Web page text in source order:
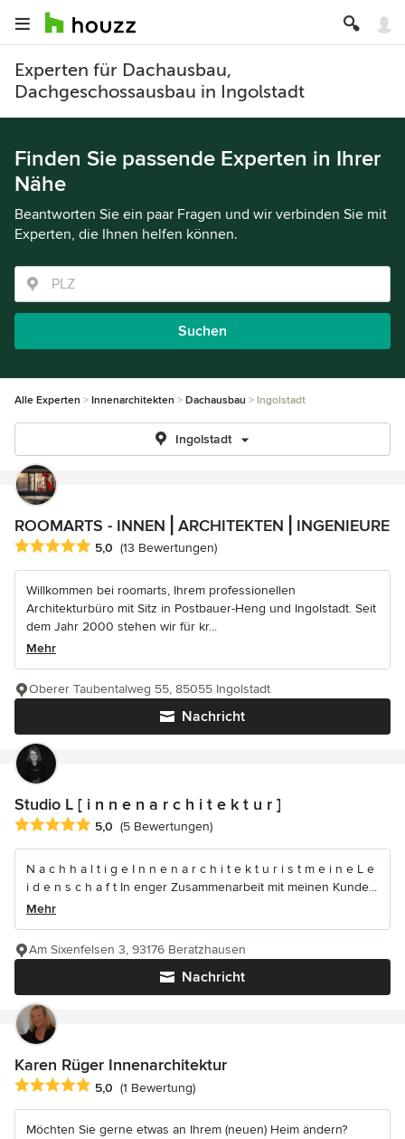
Experten für Dachausbau,
Dachgeschossausbau in Ingolstadt
Finden Sie passende Experten in Ihrer
Nähe
Beantworten Sie ein paar Fragen und wir verbinden Sie mit
Experten, die Ihnen helfen können.
Suchen
Alle Experten Innenarchitekten Dachausbau Ingolstadt
Ingolstadt
ROOMARTS - INNEN⎪ARCHITEKTEN⎪INGENIEURE
Durchschnittliche Bewertung: 5 von 5 Sternen
5,0 (13 Bewertungen)
Willkommen bei roomarts, Ihrem professionellen
Architekturbüro mit Sitz in Postbauer-Heng und Ingolstadt. Seit
dem Jahr 2000 stehen wir für kr...
Mehr
Nachricht
Oberer Taubentalweg 55, 85055 Ingolstadt
Studio L [ i n n e n a r c h i t e k t u r ]
Durchschnittliche Bewertung: 5 von 5 Sternen
5,0 (5 Bewertungen)
N a c h h a l t i g e I n n e n a r c h i t e k t u r i s t m e i n e L e
i d e n s c h a f t In enger Zusammenarbeit mit meinen Kunde...
Mehr
Nachricht
Am Sixenfelsen 3, 93176 Beratzhausen
Karen Rüger Innenarchitektur
Durchschnittliche Bewertung: 5 von 5 Sternen
5,0 (1 Bewertung)
Möchten Sie gerne etwas an Ihrem (neuen) Heim ändern?